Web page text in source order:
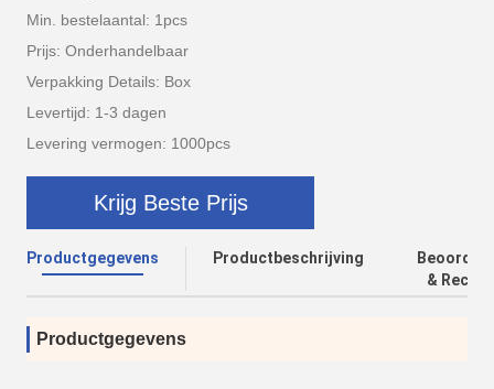
Min. bestelaantal: 1pcs
Prijs: Onderhandelbaar
Verpakking Details: Box
Levertijd: 1-3 dagen
Levering vermogen: 1000pcs
Krijg Beste Prijs
Productgegevens Productbeschrijving
&
Productgegevens